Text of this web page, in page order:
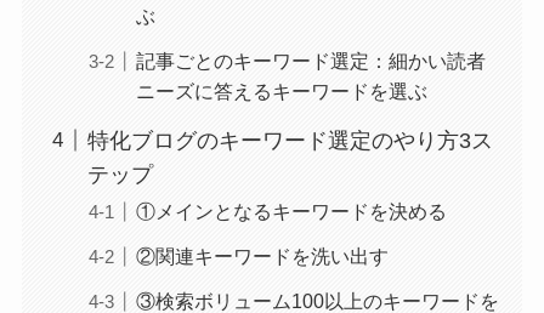
ぶ
記事ごとのキーワード選定：細かい読者
ニーズに答えるキーワードを選ぶ
特化ブログのキーワード選定のやり方3ス
テップ
①メインとなるキーワードを決める
②関連キーワードを洗い出す
③検索ボリューム100以上のキーワードを